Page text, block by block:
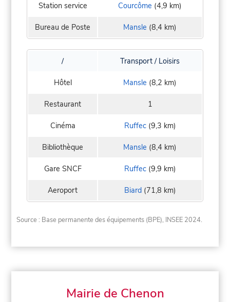
Station service Courcôme (4,9 km)
Bureau de Poste Mansle (8,4 km)
/ Transport / Loisirs
Hôtel Mansle (8,2 km)
Restaurant 1
Cinéma Ruffec(9,3 km)
Bibliothèque Mansle (8,4 km)
Gare SNCF Ruffec(9,9 km)
Aeroport Biard(71,8 km)
Source : Base permanente des équipements (BPE), INSEE 2024.
Mairie de Chenon